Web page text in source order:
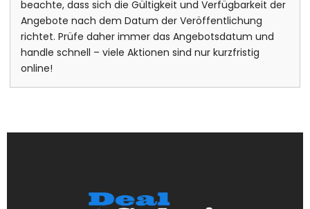
beachte, dass sich die Gültigkeit und Verfügbarkeit der
Angebote nach dem Datum der Veröffentlichung
richtet. Prüfe daher immer das Angebotsdatum und
handle schnell – viele Aktionen sind nur kurzfristig
online!